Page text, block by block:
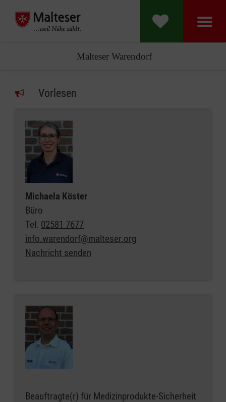
Malteser Warendorf
Vorlesen
Michaela Köster
Büro
Tel. 02581 7677
info.warendorf@malteser.org
Nachricht senden
Beauftragte(r) für Medizinprodukte-Sicherheit